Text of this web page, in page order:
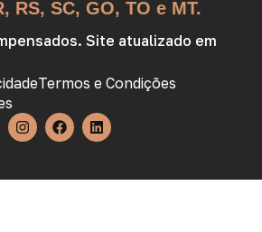
RS, SC, GO, TO e MT.
Site atualizado em
Termos e Condições